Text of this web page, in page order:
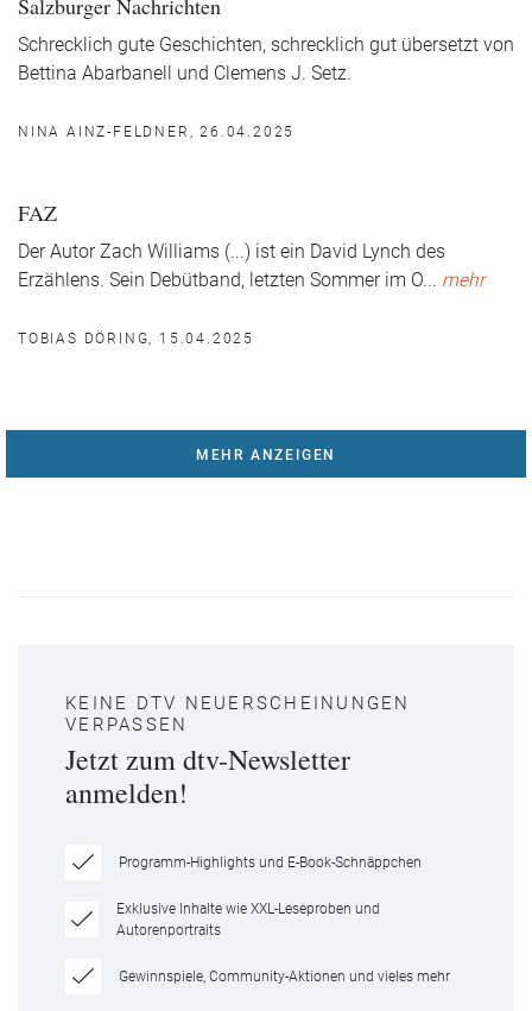
Salzburger Nachrichten
Schrecklich gute Geschichten, schrecklich gut übersetzt von
Bettina Abarbanell und Clemens J. Setz.
NINA AINZ-FELDNER, 26.04.2025
FAZ
Der Autor Zach Williams (...) ist ein David Lynch des
Erzählens. Sein Debütband, letzten Sommer im O... mehr
TOBIAS DÖRING, 15.04.2025
MEHR ANZEIGEN
KEINE DTV NEUERSCHEINUNGEN
VERPASSEN
Jetzt zum dtv-Newsletter
anmelden!
Programm-Highlights und E-Book-Schnäppchen
Exklusive Inhalte wie XXL-Leseproben und
Autorenportraits
Gewinnspiele, Community-Aktionen und vieles mehr